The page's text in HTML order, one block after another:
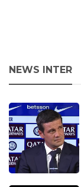
NEWS INTER